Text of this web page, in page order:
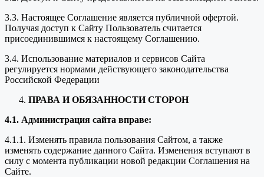
3.3. Настоящее Соглашение является публичной офертой.
Получая доступ к Сайту Пользователь считается
присоединившимся к настоящему Соглашению.
3.4. Использование материалов и сервисов Сайта
регулируется нормами действующего законодательства
Российской Федерации
ПРАВА И ОБЯЗАННОСТИ СТОРОН
4.1. Администрация сайта вправе:
4.1.1. Изменять правила пользования Сайтом, а также
изменять содержание данного Сайта. Изменения вступают в
силу с момента публикации новой редакции Соглашения на
Сайте.